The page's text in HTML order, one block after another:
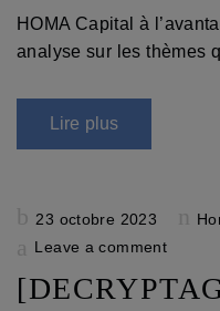
HOMA Capital à
analyse sur les thèmes
Lire plus
Posted
23 octobre 2023
Leave a comment